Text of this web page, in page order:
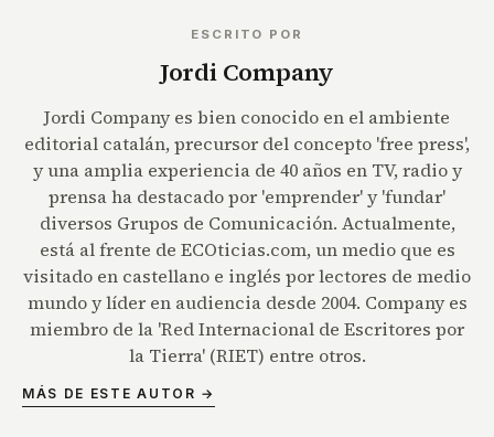
ESCRITO POR
Jordi Company
Jordi Company es bien conocido en el ambiente
editorial catalán, precursor del concepto 'free press',
y una amplia experiencia de 40 años en TV, radio y
prensa ha destacado por 'emprender' y 'fundar'
diversos Grupos de Comunicación. Actualmente,
está al frente de ECOticias.com, un medio que es
visitado en castellano e inglés por lectores de medio
mundo y líder en audiencia desde 2004. Company es
miembro de la 'Red Internacional de Escritores por
la Tierra' (RIET) entre otros.
MÁS DE ESTE AUTOR →